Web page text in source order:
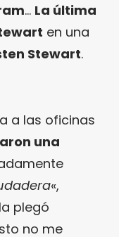
… La última
en una
Stewart.
a las oficinas
una
«,
plegó
no me